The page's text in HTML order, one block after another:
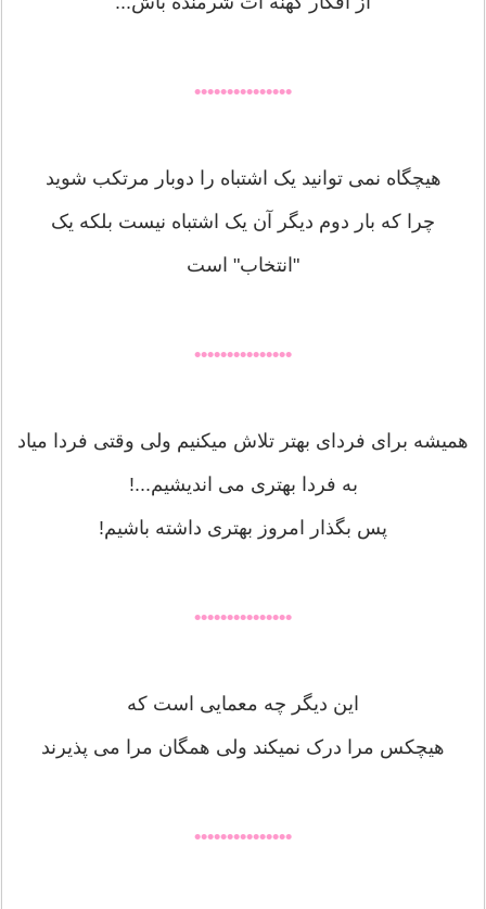
•••••••••••••••
هیچگاه نمی توانید یک اشتباه را دوبار مرتکب شوید
چرا که بار دوم دیگر آن یک اشتباه نیست بلکه یک
"انتخاب" است
•••••••••••••••
هميشه براى فرداى بهتر تلاش ميكنيم ولى وقتى فردا مياد
به فردا بهترى مى انديشيم...!
پس بگذار امروز بهترى داشته باشيم!
•••••••••••••••
این دیگر چه معمایی است که
هیچکس مرا درک نمیکند ولی همگان مرا می پذیرند
•••••••••••••••